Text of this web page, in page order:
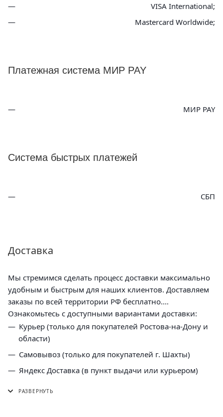
VISA International;
Mastercard Worldwide;
Платежная система МИР PAY
МИР PAY
Система быстрых платежей
СБП
Доставка
Мы стремимся сделать процесс доставки максимально
удобным и быстрым для наших клиентов. Доставляем
заказы по всей территории РФ бесплатно.
Ознакомьтесь с доступными вариантами доставки:
Курьер (только для покупателей Ростова-на-Дону и
области)
Самовывоз (только для покупателей г. Шахты)
Яндекс Доставка (в пункт выдачи или курьером)